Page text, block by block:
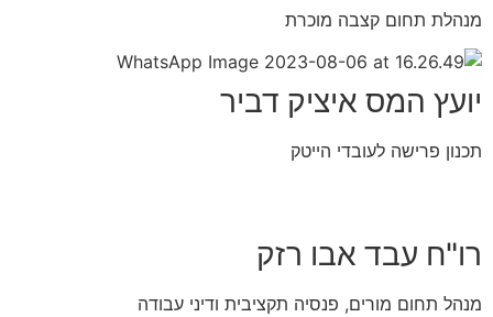
מנהלת תחום קצבה מוכרת
יועץ המס איציק דביר
תכנון פרישה לעובדי הייטק
רו"ח עבד אבו רזק
מנהל תחום מורים, פנסיה תקציבית ודיני עבודה